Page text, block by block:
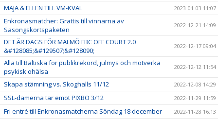
MAJA & ELLEN TILL VM-KVAL 2023-01-03 11:07
Enkronasmatcher: Grattis till vinnarna av
Säsongskortspaketen
2022-12-21 14:09
DET ÄR DAGS FÖR MALMÖ FBC OFF COURT 2.0
&#128085;&#129507;&#128090;
2022-12-17 09:04
Alla till Baltiska för publikrekord, julmys och motverka
psykisk ohälsa
2022-12-12 11:54
Skapa stämning vs. Skoghalls 11/12 2022-12-08 14:29
SSL-damerna tar emot PIXBO 3/12 2022-11-29 11:59
Fri entré till Enkronasmatcherna Söndag 18 december 2022-11-28 16:13